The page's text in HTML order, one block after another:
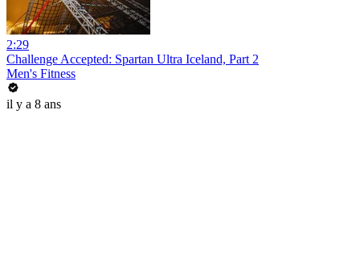
2:29
Challenge Accepted: Spartan Ultra Iceland, Part 2
Men's Fitness
il y a 8 ans